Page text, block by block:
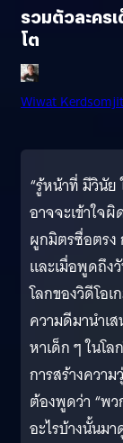
รวมตัวละคร
โต
Wiwat Kerdsomjit
“รู้หน้าที่ มีวินั
อาจจะเข้าใจ
ผูกมิตรซื่อตรง
และเมื่อพูดถึง
โลกของวิดีโอ
ความดีมานำเ
หาเด็ก ๆ ในโ
การสร้างควา
ต้องพูดว่า “พว
อะไรบ้างนั้นม